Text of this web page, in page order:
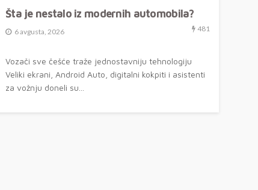
Šta je nestalo iz modernih automobila?
6 avgusta, 2026 481
Vozači sve češće traže jednostavniju tehnologiju
Veliki ekrani, Android Auto, digitalni kokpiti i asistenti
za vožnju doneli su...